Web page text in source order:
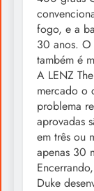
fogo, e a
30 anos. O
também é
A LENZ
mercado o
problema
aprovadas
em três ou
apenas 30
Duke